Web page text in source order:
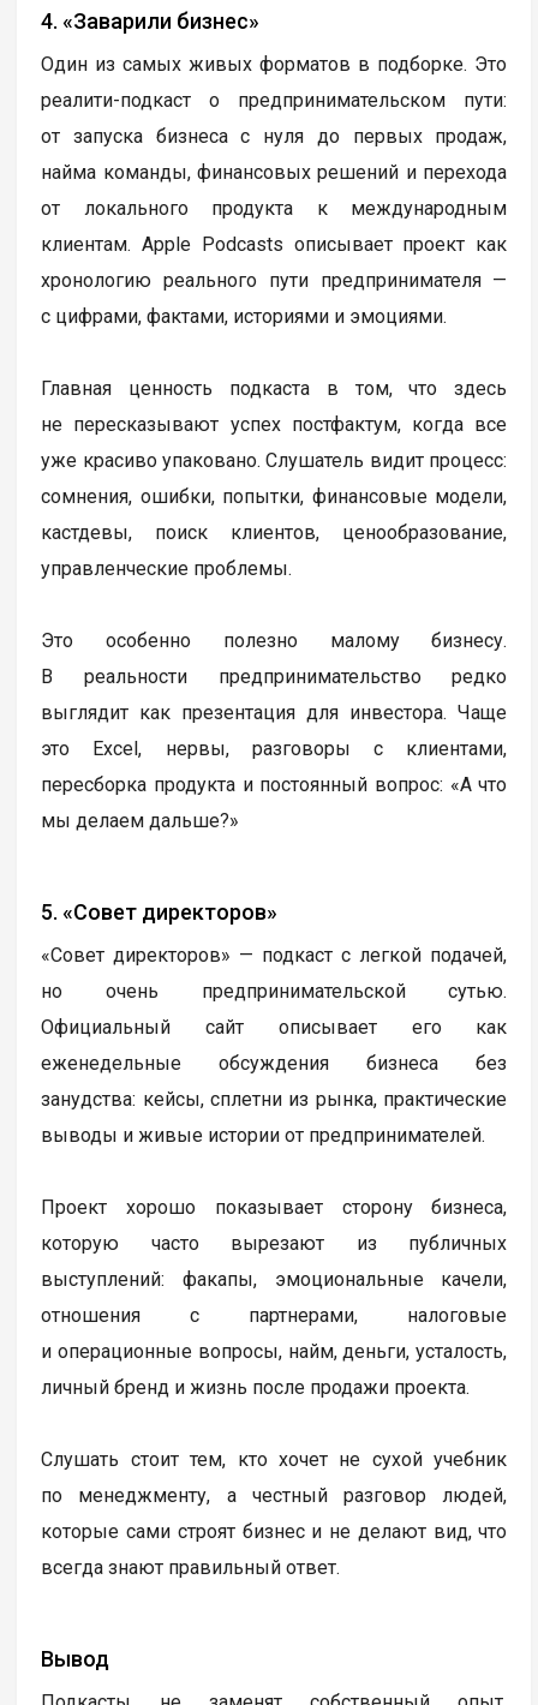
4. «Заварили бизнес»
Один из самых живых форматов в подборке. Это
реалити-подкаст о предпринимательском пути:
от запуска бизнеса с нуля до первых продаж,
найма команды, финансовых решений и перехода
от локального продукта к международным
клиентам. Apple Podcasts описывает проект как
хронологию реального пути предпринимателя —
с цифрами, фактами, историями и эмоциями.
Главная ценность подкаста в том, что здесь
не пересказывают успех постфактум, когда все
уже красиво упаковано. Слушатель видит процесс:
сомнения, ошибки, попытки, финансовые модели,
кастдевы, поиск клиентов, ценообразование,
управленческие проблемы.
Это особенно полезно малому бизнесу.
В реальности предпринимательство редко
выглядит как презентация для инвестора. Чаще
это Excel, нервы, разговоры с клиентами,
пересборка продукта и постоянный вопрос: «А что
мы делаем дальше?»
5. «Совет директоров»
«Совет директоров» — подкаст с легкой подачей,
но очень предпринимательской сутью.
Официальный сайт описывает его как
еженедельные обсуждения бизнеса без
занудства: кейсы, сплетни из рынка, практические
выводы и живые истории от предпринимателей.
Проект хорошо показывает сторону бизнеса,
которую часто вырезают из публичных
выступлений: факапы, эмоциональные качели,
отношения с партнерами, налоговые
и операционные вопросы, найм, деньги, усталость,
личный бренд и жизнь после продажи проекта.
Слушать стоит тем, кто хочет не сухой учебник
по менеджменту, а честный разговор людей,
которые сами строят бизнес и не делают вид, что
всегда знают правильный ответ.
Вывод